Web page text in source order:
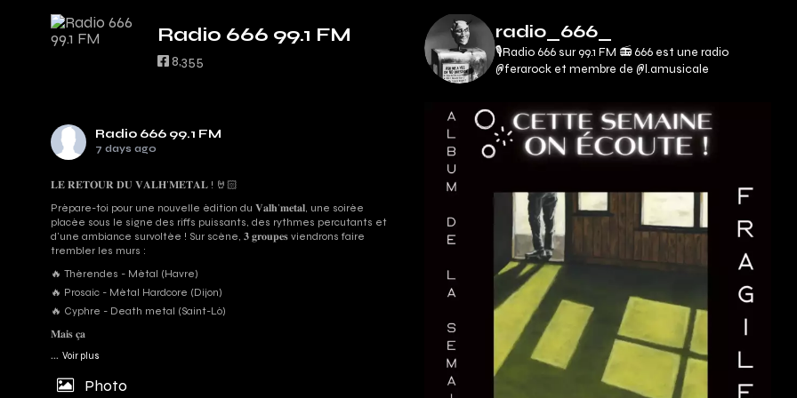
Radio 666 99.1 FM
8,355
Radio 666 99.1 FM
7 days ago
𝐋𝐄 𝐑𝐄𝐓𝐎𝐔𝐑 𝐃𝐔 𝐕𝐀𝐋𝐇’𝐌𝐄𝐓𝐀𝐋 ! 🤘🏻
Prépare-toi pour une nouvelle édition du 𝐕𝐚𝐥𝐡’𝐦𝐞𝐭𝐚𝐥, une soirée
placée sous le signe des riffs puissants, des rythmes percutants et
d'une ambiance survoltée ! Sur scène, 𝟑 𝐠𝐫𝐨𝐮𝐩𝐞𝐬 viendrons faire
trembler les murs :
🔥 Thérendes - Métal (Havre)
🔥 Prosaic - Métal Hardcore (Dijon)
🔥 Cyphre - Death metal (Saint-Lô)
𝐌𝐚𝐢𝐬 𝐜̧𝐚
... Voir plus
Photo
radio_666_
🎙Radio 666 sur 99.1 FM 📻666 est une radio
@ferarock et membre de @l.amusicale